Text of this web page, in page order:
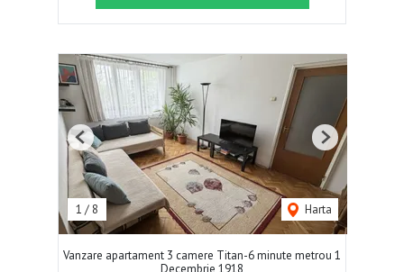
1 / 8 Harta
Previous Next
Vanzare apartament 3 camere Titan-6 minute metrou 1
Decembrie 1918